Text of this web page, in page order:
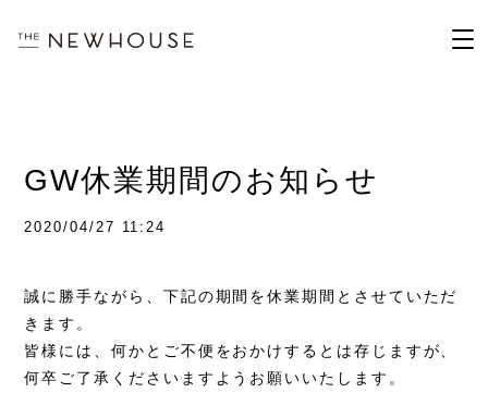
GW休業期間のお知らせ
2020/04/27 11:24
誠に勝手ながら、下記の期間を休業期間とさせていただ
きます。
皆様には、何かとご不便をおかけするとは存じますが、
何卒ご了承くださいますようお願いいたします。